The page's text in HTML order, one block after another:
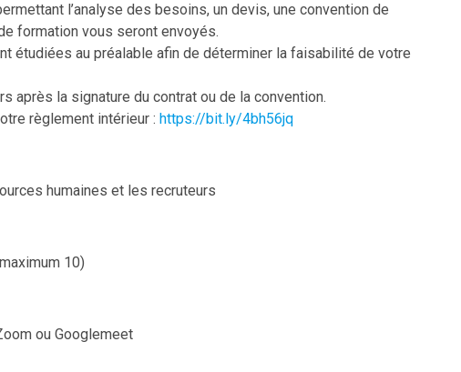
l’analyse des besoins, un devis, une convention de
formation vous seront envoyés.
étudiées au préalable afin de déterminer la faisabilité de votre
après la signature du contrat ou de la convention.
règlement intérieur : https://bit.ly/4bh56jq
humaines et les recruteurs
10)
ou Googlemeet